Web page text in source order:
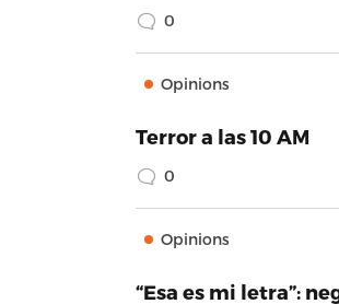
0
Opinions
Terror a las 10 AM
0
Opinions
“Esa es mi letra”: